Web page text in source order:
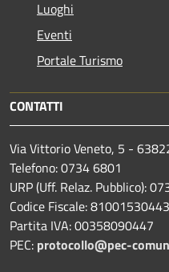
Luoghi
Eventi
Portale Turismo
CONTATTI
Via Vittorio Veneto, 5 -
Telefono: 0734 6801
URP (Uff. Relaz. Pubblico):
Codice Fiscale: 81001530443
Partita IVA: 00358090447
PEC: protocollo@pec-